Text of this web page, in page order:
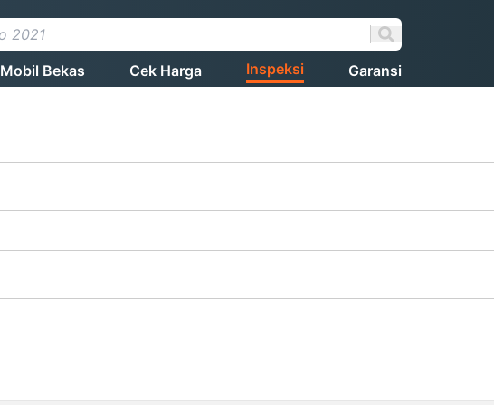
Mobil Bekas Cek Harga Inspeksi Garansi